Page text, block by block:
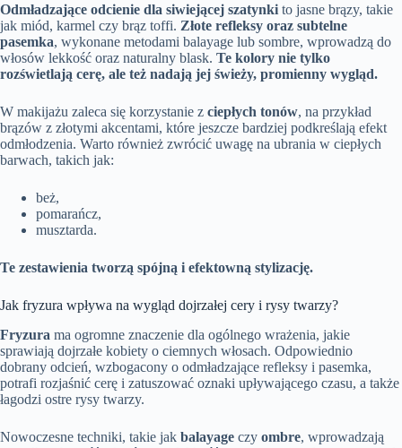
Odmładzające odcienie dla siwiejącej szatynki to jasne brązy, takie
jak miód, karmel czy brąz toffi. Złote refleksy oraz subtelne
pasemka, wykonane metodami balayage lub sombre, wprowadzą do
włosów lekkość oraz naturalny blask. Te kolory nie tylko
rozświetlają cerę, ale też nadają jej świeży, promienny wygląd.
W makijażu zaleca się korzystanie z ciepłych tonów, na przykład
brązów z złotymi akcentami, które jeszcze bardziej podkreślają efekt
odmłodzenia. Warto również zwrócić uwagę na ubrania w ciepłych
barwach, takich jak:
beż,
pomarańcz,
musztarda.
Te zestawienia tworzą spójną i efektowną stylizację.
Jak fryzura wpływa na wygląd dojrzałej cery i rysy twarzy?
Fryzura ma ogromne znaczenie dla ogólnego wrażenia, jakie
sprawiają dojrzałe kobiety o ciemnych włosach. Odpowiednio
dobrany odcień, wzbogacony o odmładzające refleksy i pasemka,
potrafi rozjaśnić cerę i zatuszować oznaki upływającego czasu, a także
łagodzi ostre rysy twarzy.
Nowoczesne techniki, takie jak balayage czy ombre, wprowadzają